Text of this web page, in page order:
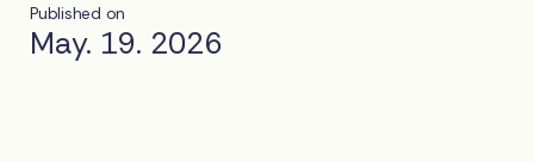
Published on
May. 19. 2026